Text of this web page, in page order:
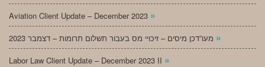
Aviation Client Update – December 2023 »
»
Labor Law Client Update – December 2023 II »